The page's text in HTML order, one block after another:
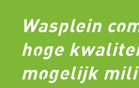
Wasplein
hoge
mogelijk